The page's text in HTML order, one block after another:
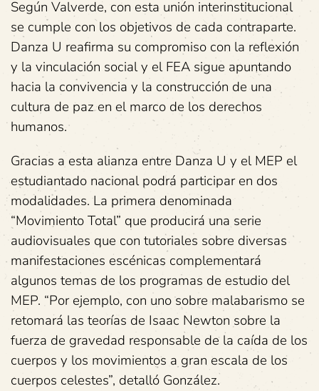
Según Valverde, con esta unión interinstitucional
se cumple con los objetivos de cada contraparte.
Danza U reafirma su compromiso con la reflexión
y la vinculación social y el FEA sigue apuntando
hacia la convivencia y la construcción de una
cultura de paz en el marco de los derechos
humanos.
Gracias a esta alianza entre Danza U y el MEP el
estudiantado nacional podrá participar en dos
modalidades. La primera denominada
“Movimiento Total” que producirá una serie
audiovisuales que con tutoriales sobre diversas
manifestaciones escénicas complementará
algunos temas de los programas de estudio del
MEP. “Por ejemplo, con uno sobre malabarismo se
retomará las teorías de Isaac Newton sobre la
fuerza de gravedad responsable de la caída de los
cuerpos y los movimientos a gran escala de los
cuerpos celestes”, detalló González.